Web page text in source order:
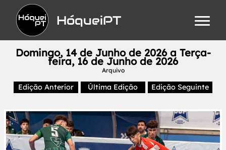
HóqueiPT
Domingo, 14 de Junho de 2026 a Terça-
feira, 16 de Junho de 2026
Arquivo
Edição Anterior Última Edição Edição Seguinte